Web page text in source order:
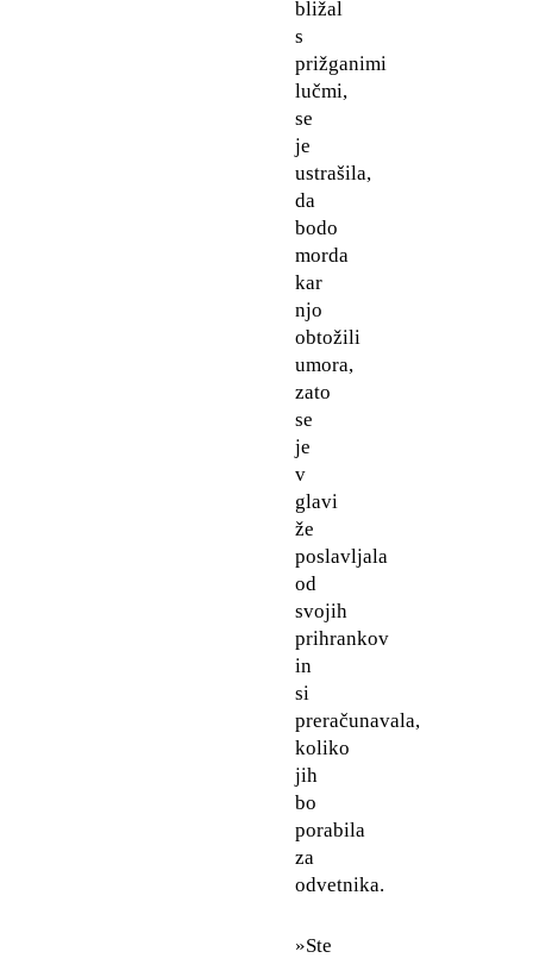
bližal
s
prižganimi
lučmi,
se
je
ustrašila,
da
bodo
morda
kar
njo
obtožili
umora,
zato
se
je
v
glavi
že
poslavljala
od
svojih
prihrankov
in
si
preračunavala,
koliko
jih
bo
porabila
za
odvetnika.
»Ste